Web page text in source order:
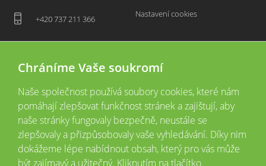
+420 737 211 366 Nastavení cookies
2026 © CopyrightVšechna práva vyhrazena
Tyto webové stránky jsou provozovány společností Realitní akademie České
Chráníme Vaše soukromí
Naše společnost používá soubory cookies, které nám
pomáhají zlepšovat funkčnost stránek a zajištují, aby
naše stránky fungovaly bezpečně, neustále se
zlepšovaly a přizpůsobovaly vaše vyhledávání. Díky nim
dokážeme lépe nabídnout obsah, který pro vás může
být zajímavý a užitečný. Kliknutím na tlačítko